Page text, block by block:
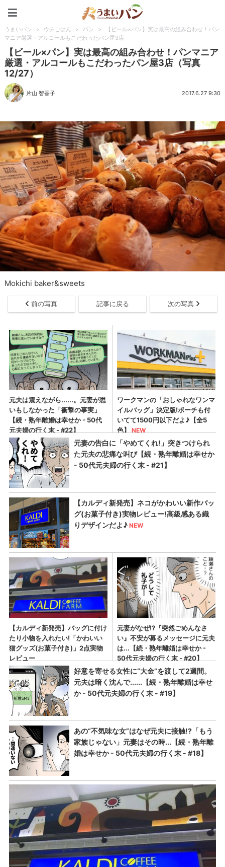
うまいパン > ウチごはん > パン >
【ビール×パン】実は最高の組み合わせ！パン
マニア厳選・アルコールもこだわったパン屋3店
【ビール×パン】実は最高の組み合わせ！パンマニア
厳選・アルコールもこだわったパン屋3店（写真
12/27）
片山 智香子 2017.6.27 9:30
Mokichi baker&sweets
前の写真 記事に戻る 次の写真